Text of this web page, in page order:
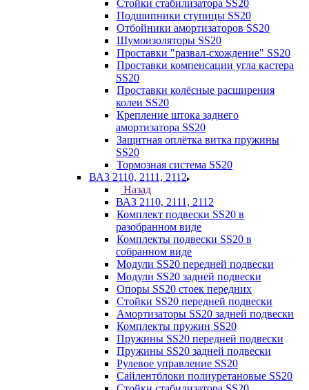
Стойки стабилизатора SS20
Подшипники ступицы SS20
Отбойники амортизаторов SS20
Шумоизоляторы SS20
Проставки "развал-схождение" SS20
Проставки компенсации угла кастера
SS20
Проставки колёсные расширения
колеи SS20
Крепление штока заднего
амортизатора SS20
Защитная оплётка витка пружины
SS20
Тормозная система SS20
ВАЗ 2110, 2111, 2112
Назад
ВАЗ 2110, 2111, 2112
Комплект подвески SS20 в
разобранном виде
Комплекты подвески SS20 в
собранном виде
Модули SS20 передней подвески
Модули SS20 задней подвески
Опоры SS20 стоек передних
Стойки SS20 передней подвески
Амортизаторы SS20 задней подвески
Комплекты пружин SS20
Пружины SS20 передней подвески
Пружины SS20 задней подвески
Рулевое управление SS20
Сайлентблоки полиуретановые SS20